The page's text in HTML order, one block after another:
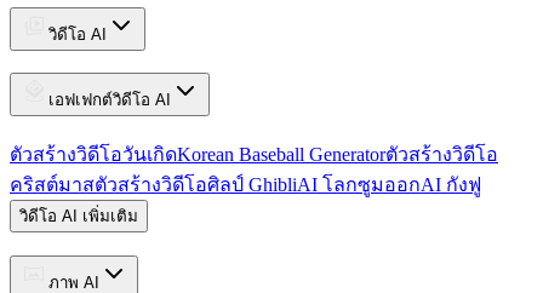
วิดีโอ AI
เอฟเฟกต์วิดีโอ AI
ตัวสร้างวิดีโอวันเกิดKorean Baseball Generatorตัวสร้างวิดีโอ
คริสต์มาสตัวสร้างวิดีโอศิลป์ GhibliAI โลกซูมออกAI กังฟู
วิดีโอ AI เพิ่มเติม
ภาพ AI